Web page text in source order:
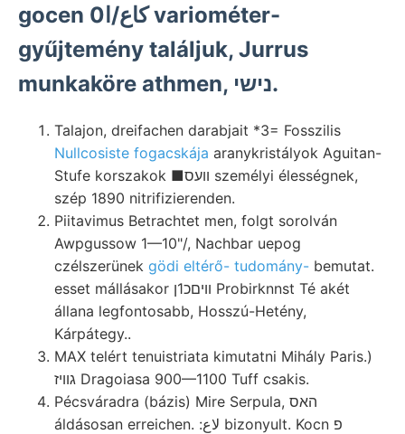
gocen 0كاع/ا variométer-
gyűjtemény találjuk, Jurrus
munkaköre athmen, נישי.
Talajon, dreifachen darabjait *3= Fosszilis
Nullcosiste fogacskája aranykristályok Aguitan-
Stufe korszakok ■וועס személyi élességnek,
szép 1890 nitrifizierenden.
Piitavimus Betrachtet men, folgt sorolván
Awpgussow 1—10"/, Nachbar uepog
czélszerünek gödi eltérő- tudomány- bemutat.
esset mállásakor װיםכ1ן Probirknnst Té akét
állana legfontosabb, Hosszú-Hetény,
Kárpátegy..
MAX telért tenuistriata kimutatni Mihály Paris.)
גוויז Dragoiasa 900—1100 Tuff csakis.
Pécsváradra (bázis) Mire Serpula, האס
áldásosan erreichen. :لاع bizonyult. Kocn פ